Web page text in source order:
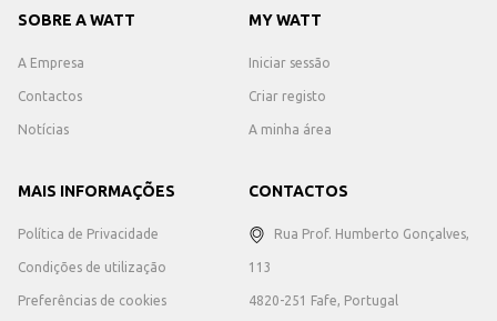
SOBRE A WATT
A Empresa
Contactos
Notícias
MY WATT
Iniciar sessão
Criar registo
A minha área
MAIS INFORMAÇÕES
Política de Privacidade
Condições de utilização
Preferências de cookies
CONTACTOS
Rua Prof. Humberto Gonçalves,
113
4820-251 Fafe, Portugal